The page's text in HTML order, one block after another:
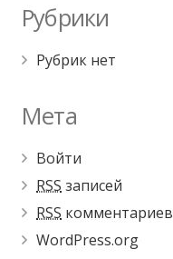
Рубрики
Рубрик нет
Мета
Войти
RSS записей
RSS комментариев
WordPress.org